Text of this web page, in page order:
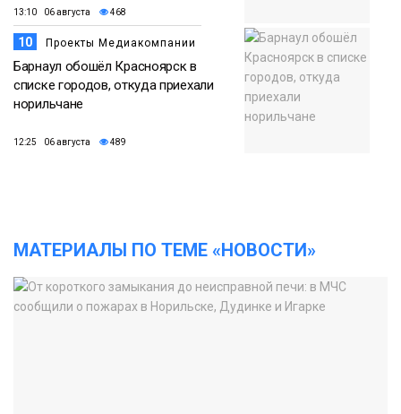
13:10 06 августа 468
10 Проекты Медиакомпании
Барнаул обошёл Красноярск в
списке городов, откуда приехали
норильчане
12:25 06 августа 489
МАТЕРИАЛЫ ПО ТЕМЕ «НОВОСТИ»